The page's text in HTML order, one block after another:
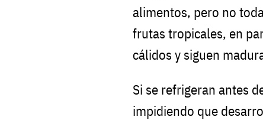
alimentos, pero no
frutas tropicales, en
cálidos y siguen
Si se refrigeran antes
impidiendo que